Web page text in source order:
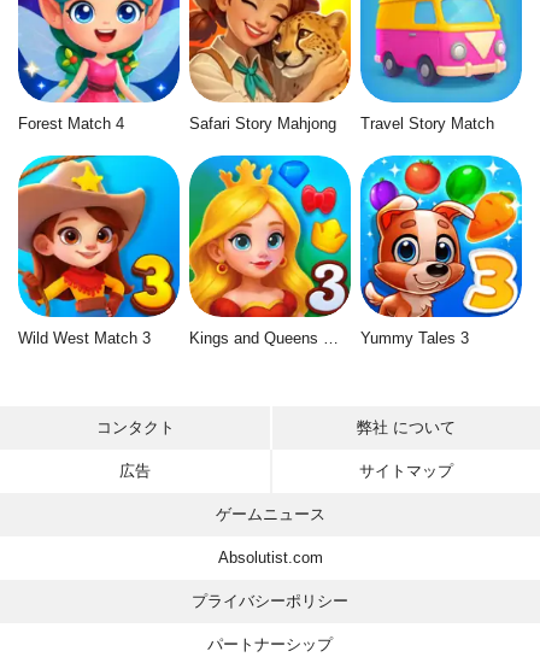
Forest Match 4 Safari Story Mahjong Travel Story Match
Wild West Match 3 Yummy Tales 3
コンタクト 弊社 について
広告 サイトマップ
ゲームニュース
Absolutist.com
プライバシーポリシー
パートナーシップ